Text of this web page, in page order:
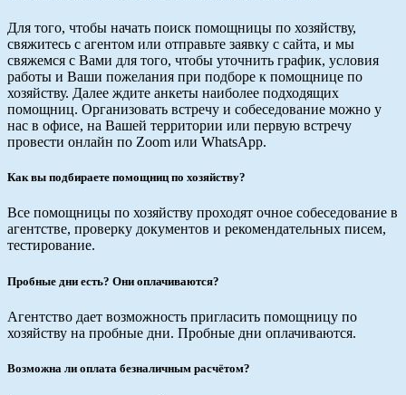
Для того, чтобы начать поиск помощницы по хозяйству,
свяжитесь с агентом или отправьте заявку с сайта, и мы
свяжемся с Вами для того, чтобы уточнить график, условия
работы и Ваши пожелания при подборе к помощнице по
хозяйству. Далее ждите анкеты наиболее подходящих
помощниц. Организовать встречу и собеседование можно у
нас в офисе, на Вашей территории или первую встречу
провести онлайн по Zoom или WhatsApp.
Как вы подбираете помощниц по хозяйству?
Все помощницы по хозяйству проходят очное собеседование в
агентстве, проверку документов и рекомендательных писем,
тестирование.
Пробные дни есть? Они оплачиваются?
Агентство дает возможность пригласить помощницу по
хозяйству на пробные дни. Пробные дни оплачиваются.
Возможна ли оплата безналичным расчётом?